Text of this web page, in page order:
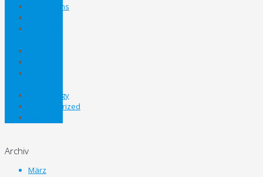
Nachwuchs
Technology
Uncategorized
Archiv
März